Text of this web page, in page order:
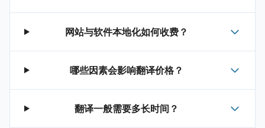
网站与软件本地化如何收费？
哪些因素会影响翻译价格？
翻译一般需要多长时间？